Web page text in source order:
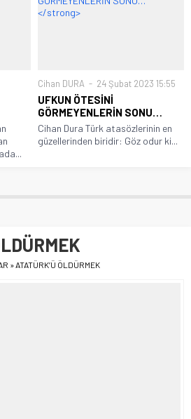
Cihan DURA 24 Şubat 2023 15:55
UFKUN ÖTESİNİ
GÖRMEYENLERİN SONU…
Cihan Dura Türk atasözlerinin en
güzellerinden biridir: Göz odur ki...
»ATATÜRK’Ü ÖLDÜRMEK